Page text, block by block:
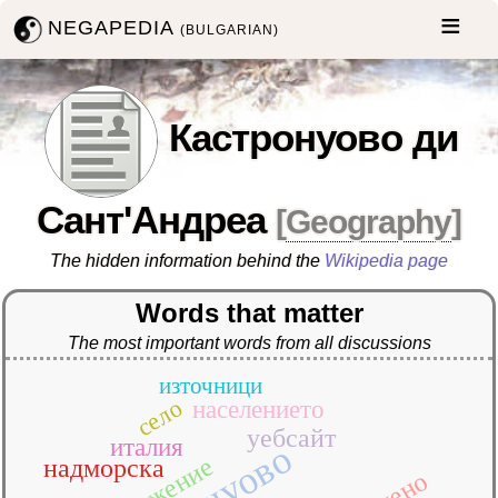
NEGAPEDIA(BULGARIAN)
Кастронуово ди
Сант'Андреа [Geography]
The hidden information behind the Wikipedia page
Words that matter
The most important words from all discussions
надморска
уебсайт
италия
населението
село
източници